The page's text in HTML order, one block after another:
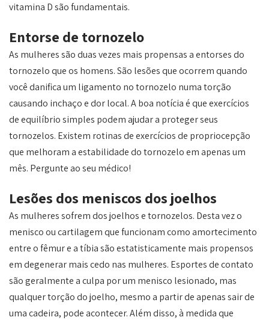
vitamina D são fundamentais.
Entorse de tornozelo
As mulheres são duas vezes mais propensas a entorses do
tornozelo que os homens. São lesões que ocorrem quando
você danifica um ligamento no tornozelo numa torção
causando inchaço e dor local. A boa notícia é que exercícios
de equilíbrio simples podem ajudar a proteger seus
tornozelos. Existem rotinas de exercícios de propriocepção
que melhoram a estabilidade do tornozelo em apenas um
mês. Pergunte ao seu médico!
Lesões dos meniscos dos joelhos
As mulheres sofrem dos joelhos e tornozelos. Desta vez o
menisco ou cartilagem que funcionam como amortecimento
entre o fêmur e a tíbia são estatisticamente mais propensos
em degenerar mais cedo nas mulheres. Esportes de contato
são geralmente a culpa por um menisco lesionado, mas
qualquer torção do joelho, mesmo a partir de apenas sair de
uma cadeira, pode acontecer. Além disso, à medida que